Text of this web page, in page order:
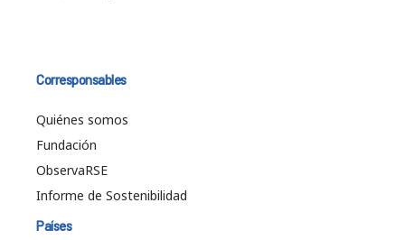
Corresponsables
Quiénes somos
Fundación
ObservaRSE
Informe de Sostenibilidad
Países